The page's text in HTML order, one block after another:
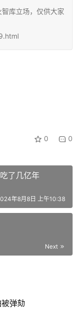
库立场，仅供大家
0 0
了几亿年
年8月8日 上午10:38
Next
弹劾